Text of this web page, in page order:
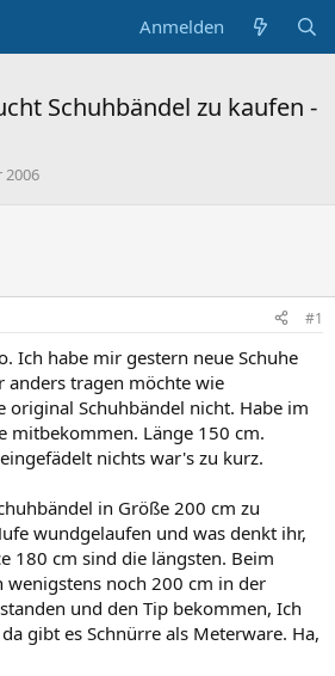
Anmelden
Schuhbändel zu kaufen -
2006
#1
Ich habe mir gestern neue Schuhe
anders tragen möchte wie
original Schuhbändel nicht. Habe im
mitbekommen. Länge 150 cm.
nichts war's zu kurz.
in Größe 200 cm zu
wundgelaufen und was denkt ihr,
180 cm sind die längsten. Beim
wenigstens noch 200 cm in der
und den Tip bekommen, Ich
gibt es Schnürre als Meterware. Ha,